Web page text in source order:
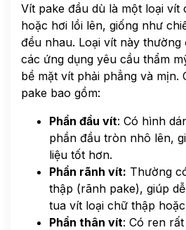
Vít pake đầu dù là một loại
hoặc hơi lồi lên, giống như
đều nhau. Loại vít này
các ứng dụng yêu cầu thẩm
bề mặt vít phải phẳng và mịn.
pake bao gồm:
Phần đầu vít: Có hình
phần đầu tròn nhô lên,
liệu tốt hơn.
Phần rãnh vít: Thường
thập (rãnh pake), giúp
tua vít loại chữ thập
Phần thân vít: Có ren